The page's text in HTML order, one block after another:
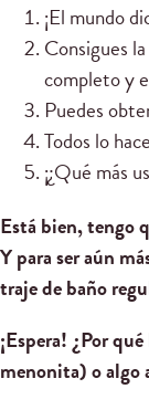
¡El mundo
Consigues
completo y
Puedes
Todos lo
¡¿Qué más
Está bien, tengo
Y para ser aún
traje de baño
¡Espera! ¿Por
menonita) o algo